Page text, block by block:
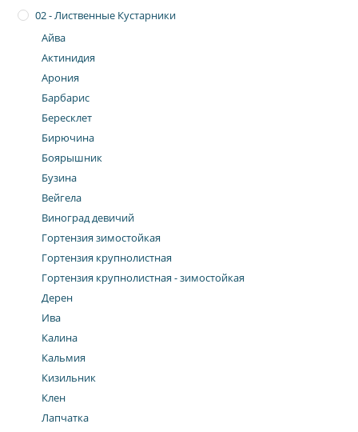
02 - Лиственные Кустарники
Айва
Актинидия
Арония
Барбарис
Бересклет
Бирючина
Боярышник
Бузина
Вейгела
Виноград девичий
Гортензия зимостойкая
Гортензия крупнолистная
Гортензия крупнолистная - зимостойкая
Дерен
Ива
Калина
Кальмия
Кизильник
Клен
Лапчатка